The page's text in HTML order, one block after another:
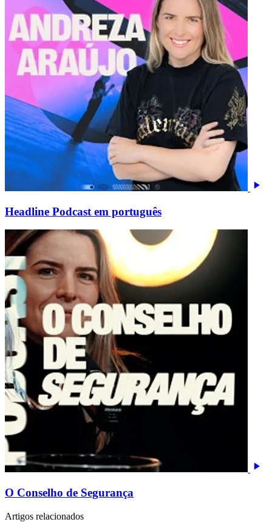
Headline Podcast em português
O Conselho de Segurança
Artigos relacionados